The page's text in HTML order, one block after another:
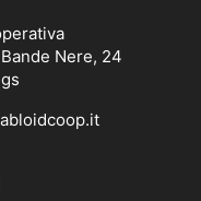
Nere, 24